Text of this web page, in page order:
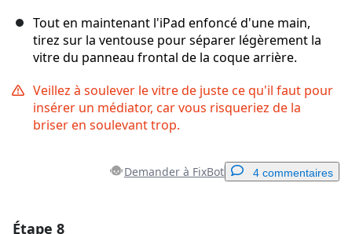
Tout en maintenant l'iPad enfoncé d'une main,
tirez sur la ventouse pour séparer légèrement la
vitre du panneau frontal de la coque arrière.
Veillez à soulever le vitre de juste ce qu'il faut pour
insérer un médiator, car vous risqueriez de la
briser en soulevant trop.
Demander à FixBot 4 commentaires
Étape 8